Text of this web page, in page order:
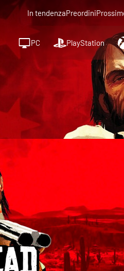
In tendenzaPreordini
PC PlayStation